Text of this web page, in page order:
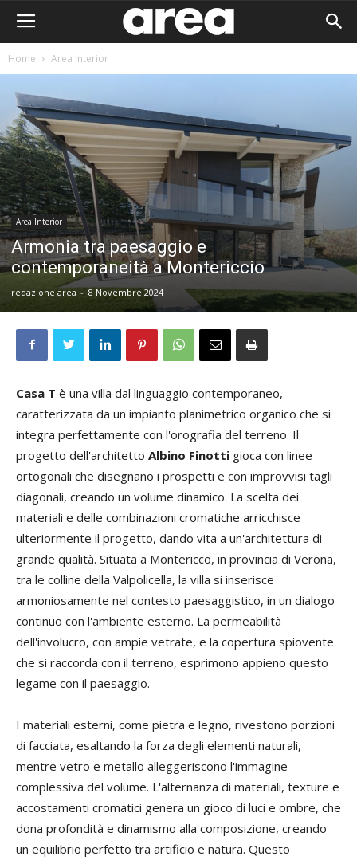
Home Area Interior
Area Interior
Armonia tra paesaggio e
contemporaneità a Montericcio
redazione area- 8 Novembre 2024
Casa T è una villa dal linguaggio contemporaneo,
caratterizzata da un impianto planimetrico organico che si
integra perfettamente con l'orografia del terreno. Il
progetto dell'architetto Albino Finotti gioca con linee
ortogonali che disegnano i prospetti e con improvvisi tagli
diagonali, creando un volume dinamico. La scelta dei
materiali e delle combinazioni cromatiche arricchisce
ulteriormente il progetto, dando vita a un'architettura di
grande qualità. Situata a Montericco, in provincia di Verona,
tra le colline della Valpolicella, la villa si inserisce
armoniosamente nel contesto paesaggistico, in un dialogo
continuo con l'ambiente esterno. La permeabilità
dell'involucro, con ampie vetrate, e la copertura spiovente
che si raccorda con il terreno, esprimono appieno questo
legame con il paesaggio.
I materiali esterni, come pietra e legno, rivestono porzioni
di facciata, esaltando la forza degli elementi naturali,
mentre vetro e metallo alleggeriscono l'immagine
complessiva del volume. L'alternanza di materiali, texture e
accostamenti cromatici genera un gioco di luci e ombre, che
dona profondità e dinamismo alla composizione, creando
un equilibrio perfetto tra artificio e natura. Questo